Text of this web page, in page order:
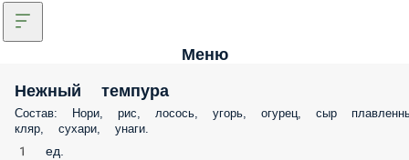
Меню
Нежный темпура
Состав: Нори, рис, лосось, угорь, огурец, сыр
кляр, сухари, унаги.
1 ед.